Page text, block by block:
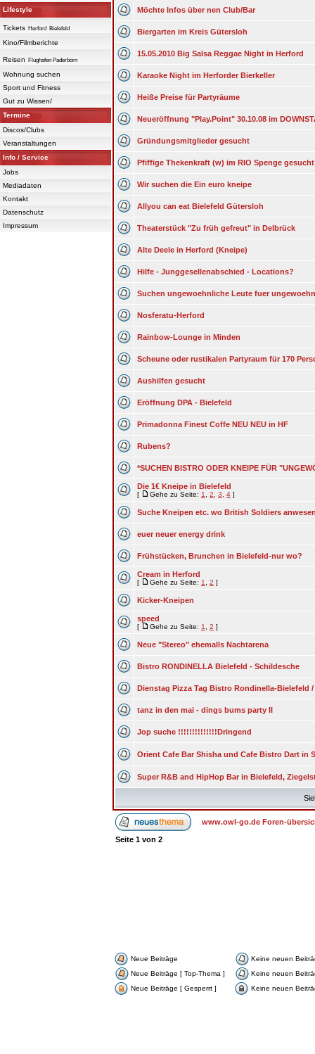
Lifestyle
Tickets Herford Bielefeld
Kino/Filmberichte
Reisen Flughafen Paderborn
Wohnung suchen
Sport und Fitness
Gut zu Wissen/
Termine
Discos/Clubs
Veranstaltungen
Info / Service
Jobs
Mediadaten
Kontakt
Datenschutz
Impressum
Möchte Infos über nen Club/Bar
Biergarten im Kreis Gütersloh
15.05.2010 Big Salsa Reggae Night in Herford
Karaoke Night im Herforder Bierkeller
Heiße Preise für Partyräume
Neueröffnung "Play.Point" 30.10.08 im
Gründungsmitglieder gesucht
Pfiffige Thekenkraft (w) im RIO Spenge
Wir suchen die Ein euro kneipe
Allyou can eat Bielefeld Gütersloh
Theaterstück "Zu früh gefreut" in Delbrück
Alte Deele in Herford (Kneipe)
Hilfe - Junggesellenabschied - Locations?
Suchen ungewoehnliche Leute fuer
Nosferatu-Herford
Rainbow-Lounge in Minden
Scheune oder rustikalen Partyraum für 170
Aushilfen gesucht
Eröffnung DPA - Bielefeld
Primadonna Finest Coffe NEU NEU in HF
Rubens?
*SUCHEN BISTRO ODER KNEIPE FÜR
Die 1€ Kneipe in Bielefeld
[ Gehe zu Seite: 1 2 3 4 ]
Suche Kneipen etc. wo British Soldiers
euer neuer energy drink
Frühstücken, Brunchen in Bielefeld-nur wo?
Cream in Herford
[ Gehe zu Seite: 1 2 ]
Kicker-Kneipen
speed
[ Gehe zu Seite: 1 2 ]
Neue "Stereo" ehemalls Nachtarena
Bistro RONDINELLA Bielefeld - Schildesche
Dienstag Pizza Tag Bistro Rondinella-Bielefeld
tanz in den mai - dings bums party II
Jop suche !!!!!!!!!!!!!!Dringend
Orient Cafe Bar Shisha und Cafe Bistro Dart in
Super R&B and HipHop Bar in Bielefeld,
www.owl-go.de Foren-
Seite 1 von 2
Neue Beiträge
Keine neuen
Neue Beiträge [ Top-Thema ]
Keine neuen
Neue Beiträge [ Gesperrt ]
Keine neuen